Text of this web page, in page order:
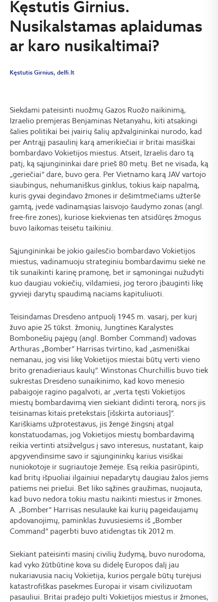
Kęstutis Girnius.
Nusikalstamas aplaidumas
ar karo nusikaltimai?
Kęstutis Girnius, delfi.lt
Siekdami pateisinti nuožmų Gazos Ruožo naikinimą,
Izraelio premjeras Benjaminas Netanyahu, kiti atsakingi
šalies politikai bei įvairių šalių apžvalgininkai nurodo, kad
per Antrąjį pasaulinį karą amerikiečiai ir britai masiškai
bombardavo Vokietijos miestus. Atseit, Izraelis daro tą
patį, ką sąjungininkai darė prieš 80 metų. Bet ne visada, ką
„geriečiai“ darė, buvo gera. Per Vietnamo karą JAV vartojo
siaubingus, nehumaniškus ginklus, tokius kaip napalmą,
kuris gyvai degindavo žmones ir dešimtmečiams užteršė
gamtą, įvedė vadinamąsias laisvojo šaudymo zonas (angl.
free-fire zones), kuriose kiekvienas ten atsidūręs žmogus
buvo laikomas teisėtu taikiniu.
Sąjungininkai be jokio gailesčio bombardavo Vokietijos
miestus, vadinamuoju strateginiu bombardavimu siekė ne
tik sunaikinti karinę pramonę, bet ir sąmoningai nužudyti
kuo daugiau vokiečių, vildamiesi, jog teroro įbauginti likę
gyvieji darytų spaudimą naciams kapituliuoti.
Teisindamas Dresdeno antpuolį 1945 m. vasarį, per kurį
žuvo apie 25 tūkst. žmonių, Jungtinės Karalystės
Bombonešių pajėgų (angl. Bomber Command) vadovas
Arthuras „Bomber“ Harrisas tvirtino, kad „asmeniškai
nemanau, jog visi likę Vokietijos miestai būtų verti vieno
brito grenadieriaus kaulų“. Winstonas Churchillis buvo tiek
sukrėstas Dresdeno sunaikinimo, kad kovo mėnesio
pabaigoje ragino pagalvoti, ar „verta tęsti Vokietijos
miestų bombardavimą vien siekiant didinti terorą, nors jis
teisinamas kitais pretekstais [išskirta autoriaus]“.
Kariškiams užprotestavus, jis žengė žingsnį atgal
konstatuodamas, jog Vokietijos miestų bombardavimą
reikia vertinti atsižvelgus į savo interesus, nustatant, kaip
apgyvendinsime savo ir sąjungininkų karius visiškai
nuniokotoje ir sugriautoje žemėje. Esą reikia pasirūpinti,
kad britų išpuoliai ilgainiui nepadarytų daugiau žalos jiems
patiems nei priešui. Bet liko sąžinės graužimas, nuojauta,
kad buvo nedora tokiu mastu naikinti miestus ir žmones.
A. „Bomber“ Harrisas nesulaukė kai kurių pageidaujamų
apdovanojimų, paminklas žuvusiesiems iš „Bomber
Command“ pagerbti buvo atidengtas tik 2012 m.
Siekiant pateisinti masinį civilių žudymą, buvo nurodoma,
kad vyko žūtbūtinė kova su didelę Europos dalį jau
nukariavusia nacių Vokietija, kurios pergalė būtų turėjusi
katastrofiškas pasekmes Europai ir visam civilizuotam
pasauliui. Britai pradėjo pulti Vokietijos miestus ir žmones,